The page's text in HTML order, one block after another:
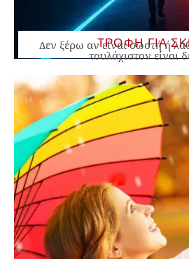
ΤΡΟΦΗ ΓΙΑ
Δεν ξέρω αν είναι σωστή ή
τουλάχιστον είναι